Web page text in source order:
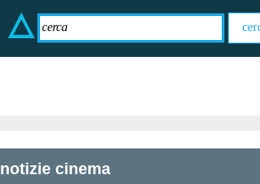
notizie cinema